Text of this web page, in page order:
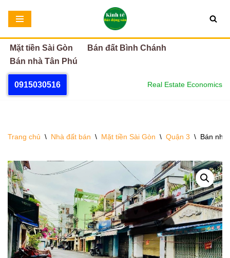
Chuyển
tới
nội
dung
Mặt tiền Sài Gòn
Bán đất Bình Chánh
Bán nhà Tân Phú
0915030516 Real Estate Economics
Trang chủ \ Nhà đất bán \ Mặt tiền Sài Gòn \ Quận 3 \ Bán nhà